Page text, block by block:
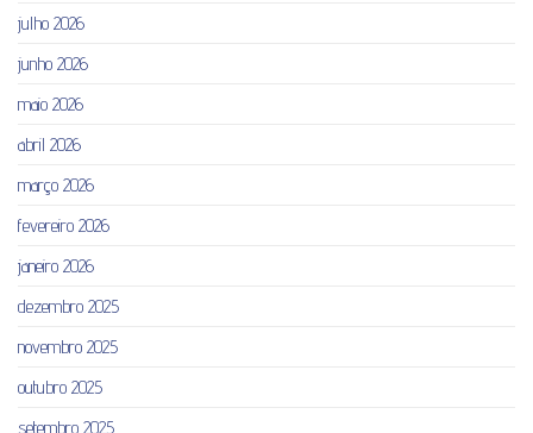
julho 2026
junho 2026
maio 2026
abril 2026
março 2026
fevereiro 2026
janeiro 2026
dezembro 2025
novembro 2025
outubro 2025
setembro 2025